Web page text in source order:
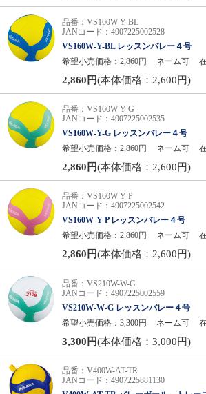
品番：VS160W-Y-BL
JANコード：4907225002528
VS160W-Y-BL レッスンバレー４号
希望小売価格：2,860円
ネーム可
2,860円(本体価格：2,600円)
品番：VS160W-Y-G
JANコード：4907225002535
VS160W-Y-G レッスンバレー４号
希望小売価格：2,860円
ネーム可
2,860円(本体価格：2,600円)
品番：VS160W-Y-P
JANコード：4907225002542
VS160W-Y-P レッスンバレー４号
希望小売価格：2,860円
ネーム可
2,860円(本体価格：2,600円)
品番：VS210W-W-G
JANコード：4907225002559
VS210W-W-G レッスンバレー４号
希望小売価格：3,300円
ネーム可
3,300円(本体価格：3,000円)
品番：V400W-AT-TR
JANコード：4907225881130